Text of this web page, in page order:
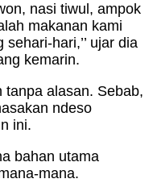
nasi tiwul, ampok
makanan kami
hari,’’ ujar dia
kemarin.
tanpa alasan. Sebab,
ndeso
ini.
bahan utama
mana.